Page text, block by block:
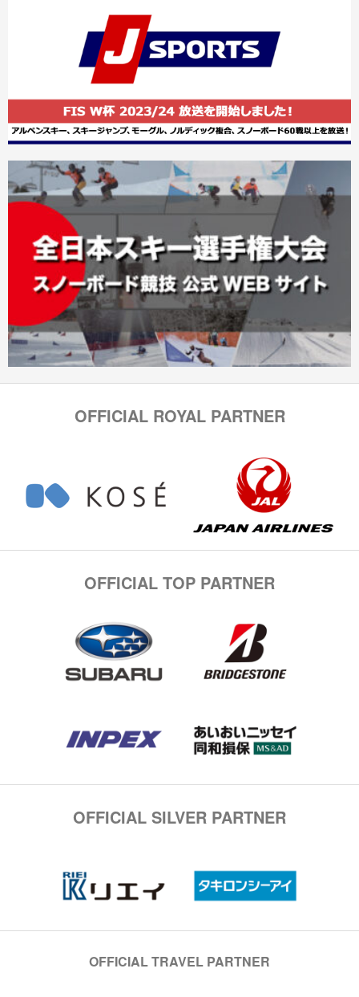
OFFICIAL ROYAL PARTNER
OFFICIAL TOP PARTNER
OFFICIAL SILVER PARTNER
OFFICIAL TRAVEL PARTNER